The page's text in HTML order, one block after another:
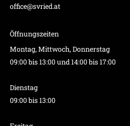
office@svried.at
Öffnungszeiten
Montag, Mittwoch, Donnerstag
09:00 bis 13:00 und 14:00 bis 17:00
Dienstag
09:00 bis 13:00